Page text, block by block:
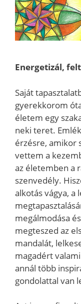
Energetizál,
Saját
gyerekkorom
életem egy
neki teret.
érzésre, amikor
vettem a
az életemben a
szenvedély.
alkotás vágya, a
megálmodása
megteszed az
mandalát,
magadért
annál több
gondolattal van